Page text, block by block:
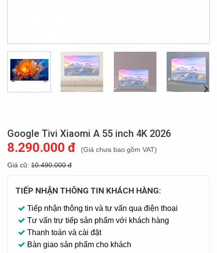
Google Tivi Xiaomi A 55 inch 4K 2026
8.290.000 đ
(Giá chưa bao gồm VAT)
Giá cũ: 10.490.000 đ
TIẾP NHẬN THÔNG TIN KHÁCH HÀNG:
Tiếp nhận thông tin và tư vấn qua điện thoại
Tư vấn trự tiếp sản phẩm với khách hàng
Thanh toán và cài đặt
Bàn giao sản phẩm cho khách